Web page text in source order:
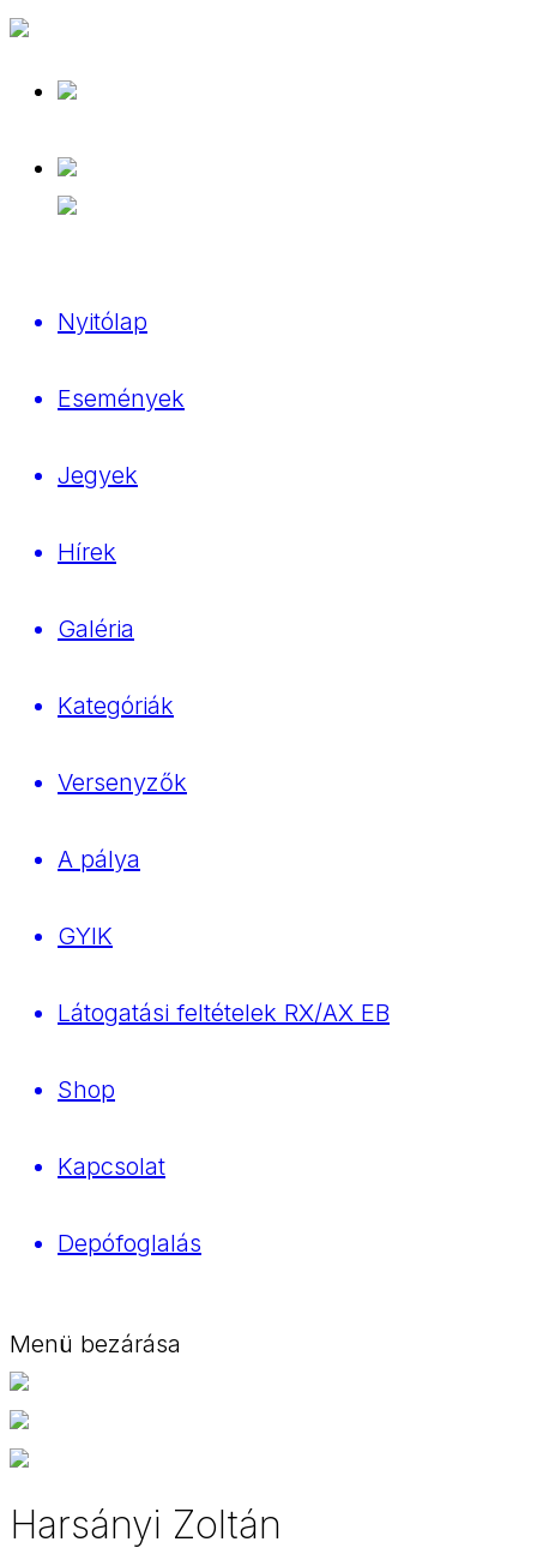
Nyitólap
Események
Jegyek
Hírek
Galéria
Kategóriák
Versenyzők
A pálya
GYIK
Látogatási feltételek RX/AX EB
Shop
Kapcsolat
Depófoglalás
Menü bezárása
Harsányi Zoltán